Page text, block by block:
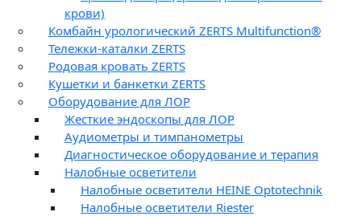
крови)
Комбайн урологический ZERTS Multifunction®
Тележки-каталки ZERTS
Родовая кровать ZERTS
Кушетки и банкетки ZERTS
Оборудование для ЛОР
Жесткие эндоскопы для ЛОР
Аудиометры и тимпанометры
Диагностическое оборудование и терапия
Налобные осветители
Налобные осветители HEINE Optotechnik
Налобные осветители Riester